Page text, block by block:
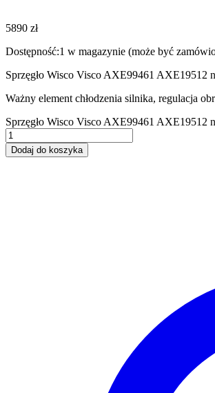
5890 zł
Dostępność:1 w magazynie (może być
Sprzęgło Wisco Visco AXE99461 AXE19512
Ważny element chłodzenia silnika, regulacja
Sprzęgło Wisco Visco AXE99461 AXE19512
Dodaj do koszyka